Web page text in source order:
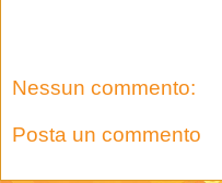
Nessun commento:
Posta un commento